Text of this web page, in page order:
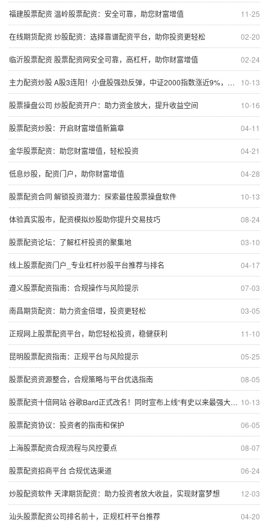
11-25
福建股票配资 温岭股票配资：安全可靠，助您财富增值
02-20
在线期货配资 炒股配资：选择靠谱配资平台，助你投资更轻松
02-24
临沂股票配资 股票配资网安全可靠，高杠杆，助你财富增值
10-13
主力配资炒股 A股3连阳！小盘股强劲反弹，中证2000指数涨近9%，微盘股指数涨超10%
10-16
股票操盘公司 炒股配资开户：助力资金放大，提升收益空间
04-11
股票配资炒股：开启财富增值新篇章
04-21
金华股票配资：助您财富增值，轻松投资
04-28
低息炒股，配资门户，助你财富增值
10-13
股票配资合同 解锁投资潜力：探索最佳股票操盘软件
08-24
体验真实股市，配资模拟炒股助你提升交易技巧
03-10
股票配资论坛：了解杠杆投资的聚集地
04-17
线上股票配资门户_专业杠杆炒股平台推荐与排名
07-03
遵义股票配资指南：合规操作与风险提示
03-05
南昌期货配资：助力资金倍增，投资更轻松
11-10
正规网上股票配资平台，助您轻松投资，稳健获利
05-25
昆明股票配资指南：正规平台与风险提示
08-05
股票配资资源整合，合规策略与平台优选指南
10-13
股票配资十倍网站 谷歌Bard正式改名！同时宣布上线“有史以来最强大模型”Ultra 10
06-05
股票配资协议：投资者的指南和保护
08-07
上海股票配资合规流程与风控要点
06-24
股票配资招商平台 合规优选渠道
12-03
炒股配资软件 天津期货配资：助力投资者放大收益，实现财富梦想
04-20
汕头股票配资公司排名前十，正规杠杆平台推荐